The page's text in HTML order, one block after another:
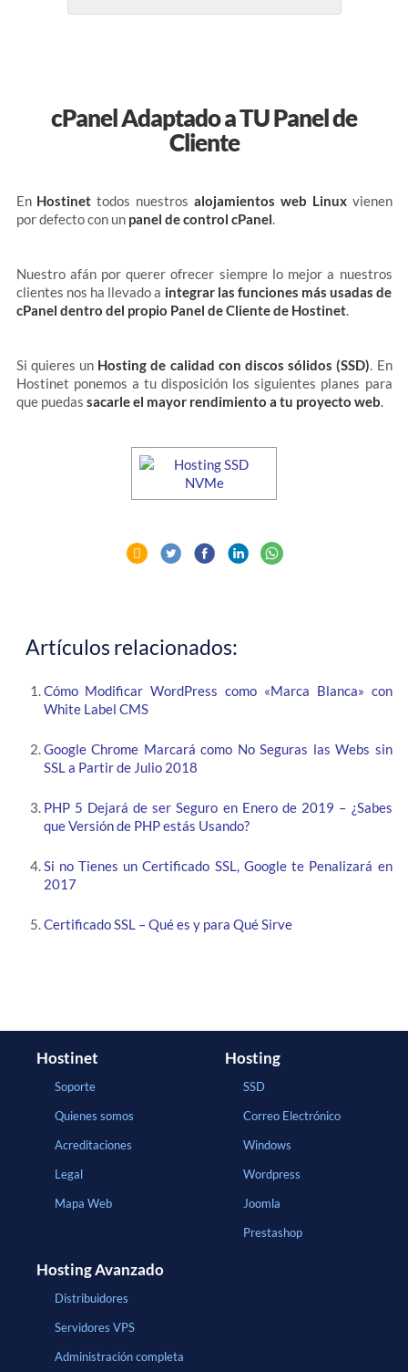
cPanelAdaptado a TU Panel de
Cliente
En Hostinet todos nuestros alojamientos web Linuxvienen
por defecto con un panel de control cPanel.
Nuestro afán por querer ofrecer siempre lo mejor a nuestros
clientes nos ha llevado a integrar las funciones más usadas de
cPanel dentro del propio Panel de Cliente de Hostinet.
Si quieres un Hostingde calidad con discos sólidos (SSD). En
Hostinet ponemos a tu disposición los siguientes planes para
que puedas sacarle el mayor rendimiento a tu proyecto web.
Artículos relacionados:
Cómo Modificar WordPress como «Marca Blanca» con
White Label CMS
Google Chrome Marcará como No Seguras las Webs sin
SSL a Partir de Julio 2018
PHP 5 Dejará de ser Seguro en Enero de 2019 – ¿Sabes
que Versión de PHP estás Usando?
Si no Tienes un Certificado SSL, Google te Penalizará en
2017
Certificado SSL – Qué es y para Qué Sirve
Hostinet
Soporte
Quienes somos
Acreditaciones
Legal
Mapa Web
Hosting
SSD
Correo Electrónico
Windows
Wordpress
Joomla
Prestashop
Hosting Avanzado
Distribuidores
Servidores VPS
Administración completa